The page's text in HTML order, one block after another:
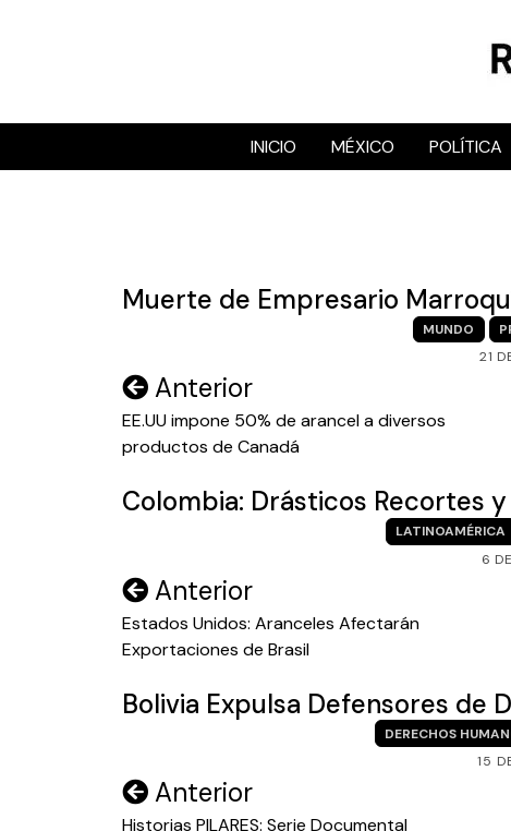
INICIO MÉXICO POLÍTICA
Muerte de Empresario
MUNDO
21
Navegación
de
entradas
Anterior
EE.UU impone 50% de arancel a diversos
productos de Canadá
Colombia: Drásticos Recortes
LATINOAMÉRICA
6
Navegación
de
entradas
Anterior
Estados Unidos: Aranceles Afectarán
Exportaciones de Brasil
Bolivia Expulsa Defensores de
DERECHOS
15
Navegación
Anterior
Historias PILARES: Serie Documental